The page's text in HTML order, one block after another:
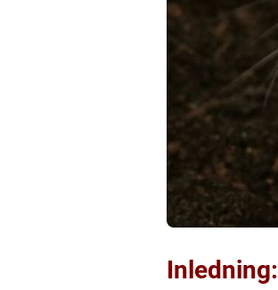
Inledning: